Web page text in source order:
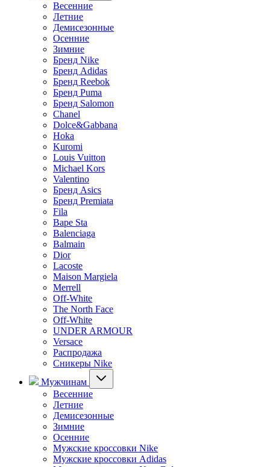
Весенние
Летние
Демисезонные
Осенние
Зимние
Бренд Nike
Бренд Adidas
Бренд Reebok
Бренд Puma
Бренд Salomon
Chanel
Dolce&Gabbana
Hoka
Kuromi
Louis Vuitton
Michael Kors
Valentino
Бренд Asics
Бренд Premiata
Fila
Bape Sta
Balenciaga
Balmain
Dior
Lacoste
Maison Margiela
Merrell
Off-White
The North Face
Off-White
UNDER ARMOUR
Versace
Распродажа
Сникеры Nike
Мужчинам
Весенние
Летние
Демисезонные
Зимние
Осенние
Мужские кроссовки Nike
Мужские кроссовки Adidas